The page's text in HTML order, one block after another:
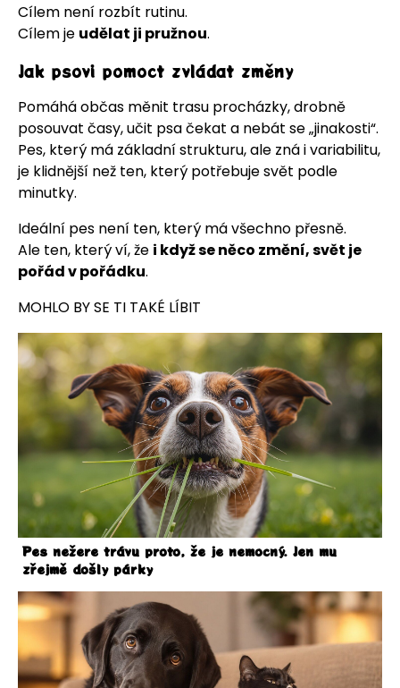
Cílem není rozbít rutinu.
Cílem je udělat ji pružnou.
Jak psovi pomoct zvládat změny
Pomáhá občas měnit trasu procházky, drobně
posouvat časy, učit psa čekat a nebát se „jinakosti“.
Pes, který má základní strukturu, ale zná i variabilitu,
je klidnější než ten, který potřebuje svět podle
minutky.
Ideální pes není ten, který má všechno přesně.
Ale ten, který ví, že i když se něco změní, svět je
pořád v pořádku.
MOHLO BY SE TI TAKÉ LÍBIT
Pes nežere trávu proto, že je nemocný. Jen mu
zřejmě došly párky